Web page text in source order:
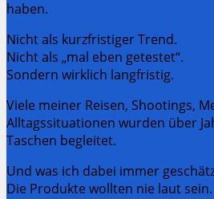
haben.
Nicht als kurzfristiger Trend.
Nicht als „mal eben getestet“.
Sondern wirklich langfristig.
Viele meiner Reisen, Shootings,
Alltagssituationen wurden über
Taschen begleitet.
Und was ich dabei immer
Die Produkte wollten nie laut sein.